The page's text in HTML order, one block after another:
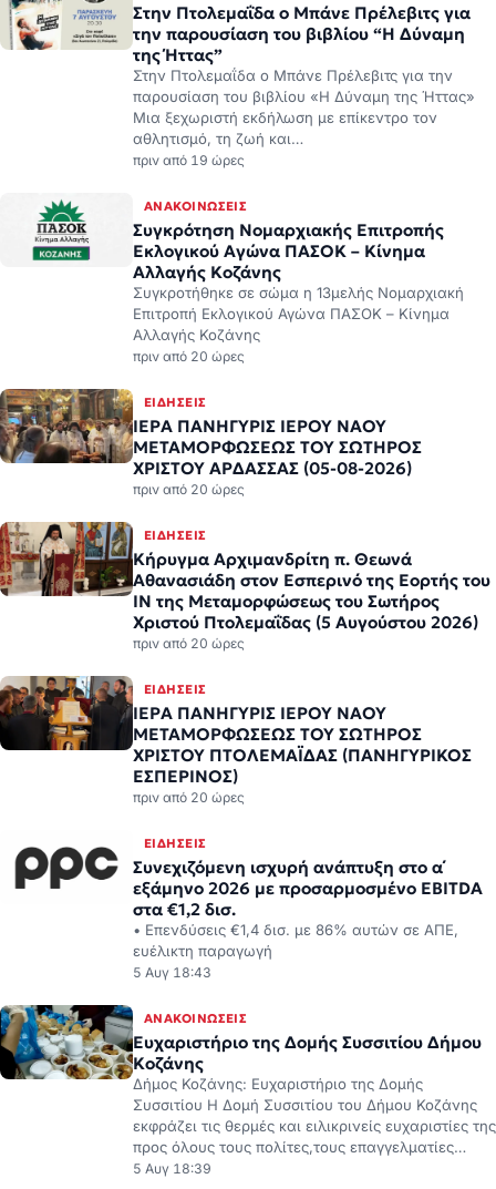
Στην Πτολεμαΐδα ο Μπάνε Πρέλεβιτς για
την παρουσίαση του βιβλίου “Η Δύναμη
της Ήττας”
Στην Πτολεμαΐδα ο Μπάνε Πρέλεβιτς για την
παρουσίαση του βιβλίου «Η Δύναμη της Ήττας»
Μια ξεχωριστή εκδήλωση με επίκεντρο τον
αθλητισμό, τη ζωή και…
πριν από 19 ώρες
ΑΝΑΚΟΙΝΏΣΕΙΣ
Συγκρότηση Νομαρχιακής Επιτροπής
Εκλογικού Αγώνα ΠΑΣΟΚ – Κίνημα
Αλλαγής Κοζάνης
Συγκροτήθηκε σε σώμα η 13μελής Νομαρχιακή
Επιτροπή Εκλογικού Αγώνα ΠΑΣΟΚ – Κίνημα
Αλλαγής Κοζάνης
πριν από 20 ώρες
ΕΙΔΉΣΕΙΣ
ΙΕΡΑ ΠΑΝΗΓΥΡΙΣ ΙΕΡΟΥ ΝΑΟΥ
ΜΕΤΑΜΟΡΦΩΣΕΩΣ ΤΟΥ ΣΩΤΗΡΟΣ
ΧΡΙΣΤΟΥ ΑΡΔΑΣΣΑΣ (05-08-2026)
πριν από 20 ώρες
ΕΙΔΉΣΕΙΣ
Κήρυγμα Αρχιμανδρίτη π. Θεωνά
Αθανασιάδη στον Εσπερινό της Εορτής του
ΙΝ της Μεταμορφώσεως του Σωτήρος
Χριστού Πτολεμαΐδας (5 Αυγούστου 2026)
πριν από 20 ώρες
ΕΙΔΉΣΕΙΣ
ΙΕΡΑ ΠΑΝΗΓΥΡΙΣ ΙΕΡΟΥ ΝΑΟΥ
ΜΕΤΑΜΟΡΦΩΣΕΩΣ ΤΟΥ ΣΩΤΗΡΟΣ
ΧΡΙΣΤΟΥ ΠΤΟΛΕΜΑΪΔΑΣ (ΠΑΝΗΓΥΡΙΚΟΣ
ΕΣΠΕΡΙΝΟΣ)
πριν από 20 ώρες
ΕΙΔΉΣΕΙΣ
Συνεχιζόμενη ισχυρή ανάπτυξη στο α΄
εξάμηνο 2026 με προσαρμοσμένο EBITDA
στα €1,2 δισ.
• Επενδύσεις €1,4 δισ. με 86% αυτών σε ΑΠΕ,
ευέλικτη παραγωγή
5 Αυγ 18:43
ΑΝΑΚΟΙΝΏΣΕΙΣ
Ευχαριστήριο της Δομής Συσσιτίου Δήμου
Κοζάνης
Δήμος Κοζάνης: Ευχαριστήριο της Δομής
Συσσιτίου Η Δομή Συσσιτίου του Δήμου Κοζάνης
εκφράζει τις θερμές και ειλικρινείς ευχαριστίες της
προς όλους τους πολίτες,τους επαγγελματίες…
5 Αυγ 18:39